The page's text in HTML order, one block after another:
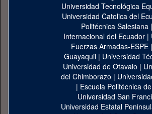
Universidad Tecnológica
Universidad Catolica del
Politécnica Salesiana |
Internacional del Ecuador |
Fuerzas Armadas-ESPE |
Guayaquil| Universidad
Universidad de Otavalo |
del Chimborazo |
| Escuela Politécnica
Universidad San
Universidad Estatal